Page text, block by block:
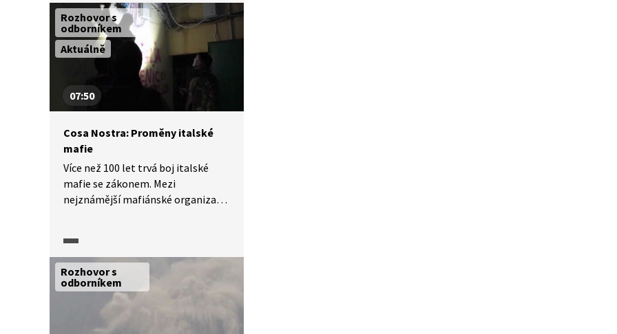
nejdelšího mostu v Evropě
a objasní, jaké výhody přináší
existence tohoto unikátního díla
oběma zemím.
Rozhovor s
odborníkem
Aktuálně
07:50
Cosa Nostra: Proměny italské
mafie
Více než 100 let trvá boj italské
mafie se zákonem. Mezi
nejznámější mafiánské organizace
pořadu Horizont ČT24 (2025).
Dozvíme se o historickém vývoji
i současnosti této organizace,
a také o tom, jaké má negativní
Podrobnější informace poskytne
Rozhovor s
odborníkem